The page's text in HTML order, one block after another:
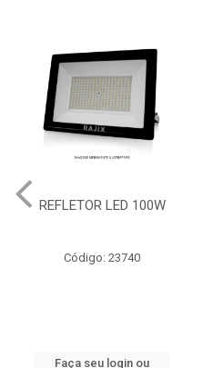
REFLETOR LED 100W
Código: 23740
Faça seu login ou